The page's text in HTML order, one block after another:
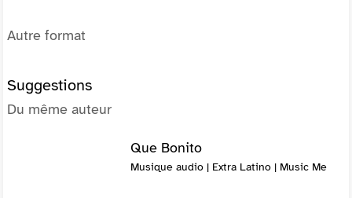
Autre format
Suggestions
Du même auteur
Que Bonito
Musique audio | Extra Latino | Music Me